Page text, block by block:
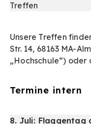
Treffen
Unsere Treffen
Str. 14, 68163 MA-
„Hochschule“) oder
Termine intern
8. Juli: Flaggentag